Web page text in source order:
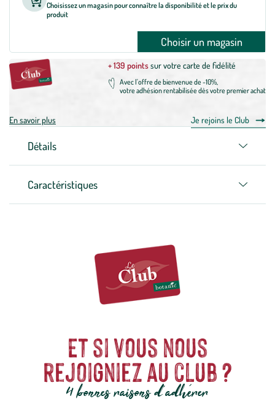
Choisissez un magasin pour connaître la disponibilité et le prix du
produit
Choisir un magasin
+ 139 pointssur votre carte de fidélité
Avec l'offre de bienvenue de -10%,
votre adhésion rentabilisée dès votre premier achat
En savoir plus Je rejoins le Club
Détails
Caractéristiques
Et si vous nous
rejoigniez au club ?
4 bonnes raisons d'adhérer